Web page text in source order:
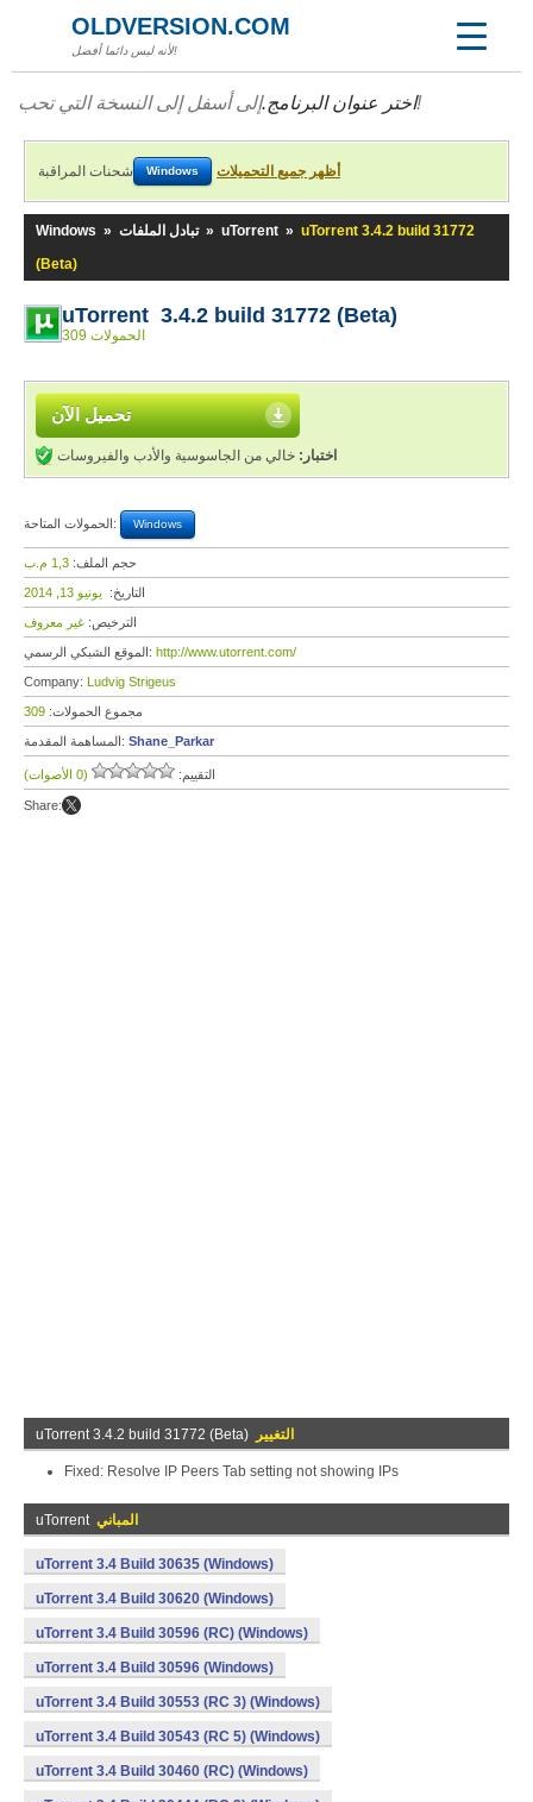
OLDVERSION.COM
لأنه ليس دائما أفضل!
اختر عنوان البرنامج.إلى أسفل إلى النسخة التي تحب!
شحنات المراقبة Windows أظهر جميع التحميلات
Windows » تبادل الملفات » uTorrent » uTorrent 3.4.2 build 31772
(Beta)
uTorrent 3.4.2 build 31772 (Beta)
309 الحمولات
تحميل الآن
اختبار: خالي من الجاسوسية والأدب والفيروسات
الحمولات المتاحة: Windows
حجم الملف: 1,3 م.ب
التاريخ: يونيو 13, 2014
الترخيص: غير معروف
الموقع الشبكي الرسمي: http://www.utorrent.com/
Company: Ludvig Strigeus
مجموع الحمولات: 309
المساهمة المقدمة: Shane_Parkar
التقييم: (0 الأصوات)
Share:
uTorrent 3.4.2 build 31772 (Beta) التغيير
Fixed: Resolve IP Peers Tab setting not showing IPs
uTorrent المباني
uTorrent 3.4 Build 30635 (Windows)
uTorrent 3.4 Build 30620 (Windows)
uTorrent 3.4 Build 30596 (RC) (Windows)
uTorrent 3.4 Build 30596 (Windows)
uTorrent 3.4 Build 30553 (RC 3) (Windows)
uTorrent 3.4 Build 30543 (RC 5) (Windows)
uTorrent 3.4 Build 30460 (RC) (Windows)